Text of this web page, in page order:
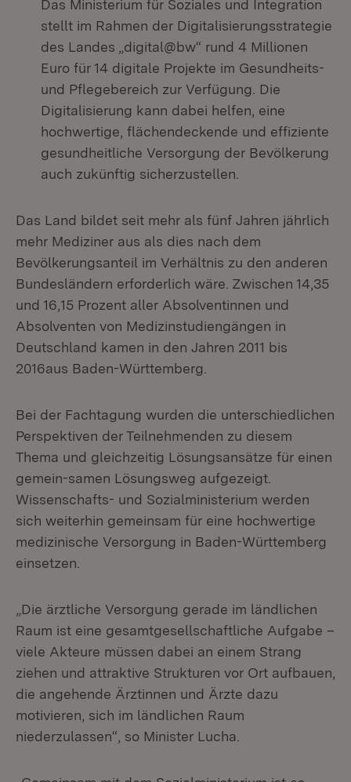
Das Ministerium für Soziales und Integration
stellt im Rahmen der Digitalisierungsstrategie
des Landes „digital@bw“ rund 4 Millionen
Euro für 14 digitale Projekte im Gesundheits-
und Pflegebereich zur Verfügung. Die
Digitalisierung kann dabei helfen, eine
hochwertige, flächendeckende und effiziente
gesundheitliche Versorgung der Bevölkerung
auch zukünftig sicherzustellen.
Das Land bildet seit mehr als fünf Jahren jährlich
mehr Mediziner aus als dies nach dem
Bevölkerungsanteil im Verhältnis zu den anderen
Bundesländern erforderlich wäre. Zwischen 14,35
und 16,15 Prozent aller Absolventinnen und
Absolventen von Medizinstudiengängen in
Deutschland kamen in den Jahren 2011 bis
2016aus Baden-Württemberg.
Bei der Fachtagung wurden die unterschiedlichen
Perspektiven der Teilnehmenden zu diesem
Thema und gleichzeitig Lösungsansätze für einen
gemein-samen Lösungsweg aufgezeigt.
Wissenschafts- und Sozialministerium werden
sich weiterhin gemeinsam für eine hochwertige
medizinische Versorgung in Baden-Württemberg
einsetzen.
„Die ärztliche Versorgung gerade im ländlichen
Raum ist eine gesamtgesellschaftliche Aufgabe –
viele Akteure müssen dabei an einem Strang
ziehen und attraktive Strukturen vor Ort aufbauen,
die angehende Ärztinnen und Ärzte dazu
motivieren, sich im ländlichen Raum
niederzulassen“, so Minister Lucha.